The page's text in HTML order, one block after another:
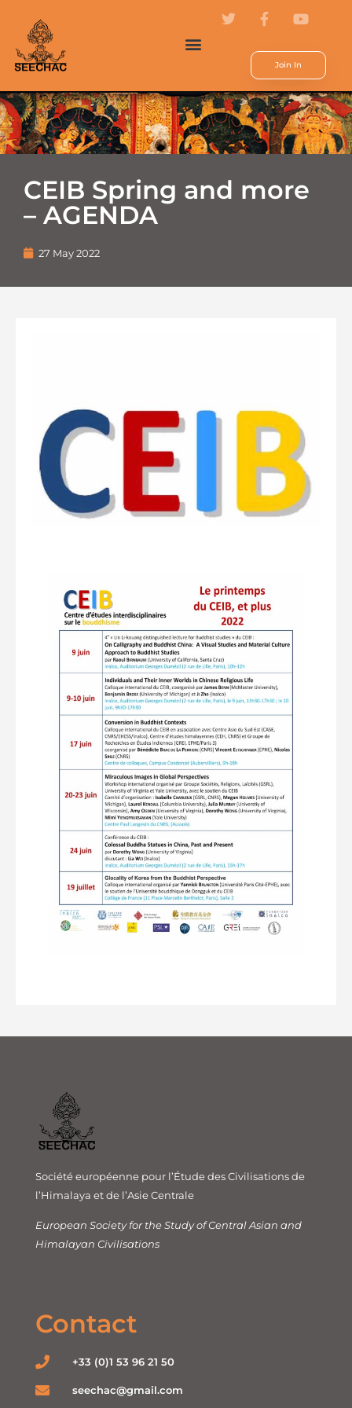
Join In
CEIB Spring and more
– AGENDA
27 May 2022
Société européenne pour l’Étude des Civilisations de
l’Himalaya et de l’Asie Centrale
European Society for the Study of Central Asian and
Himalayan Civilisations
Contact
+33 (0)1 53 96 21 50
seechac@gmail.com